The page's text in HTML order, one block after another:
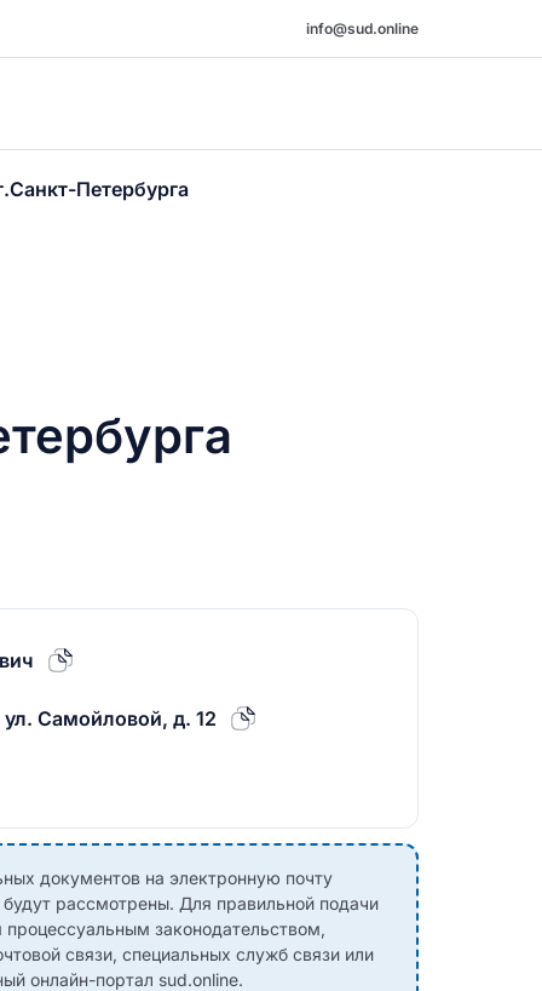
info@sud.online
Петербурга
Самойловой, д. 12
документов на электронную почту
рассмотрены. Для правильной подачи
законодательством,
связи, специальных служб связи или
онлайн-портал sud.online.